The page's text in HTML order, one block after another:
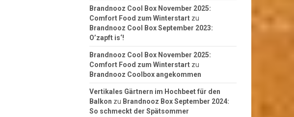
Brandnooz Cool Box November 2025:
Comfort Food zum Winterstart zu
Brandnooz Cool Box September 2023:
O’zapft is‘!
Brandnooz Cool Box November 2025:
Comfort Food zum Winterstart zu
Brandnooz Coolbox angekommen
Vertikales Gärtnern im Hochbeet für den
Balkon zu Brandnooz Box September 2024:
So schmeckt der Spätsommer